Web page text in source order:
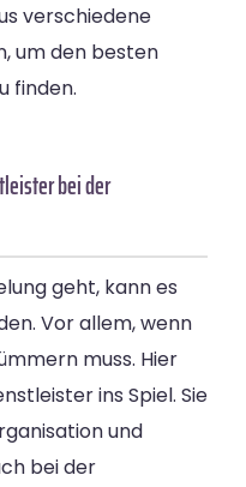
verschiedene
um den besten
finden.
bei der
geht, kann es
Vor allem, wenn
muss. Hier
ins Spiel. Sie
und
bei der